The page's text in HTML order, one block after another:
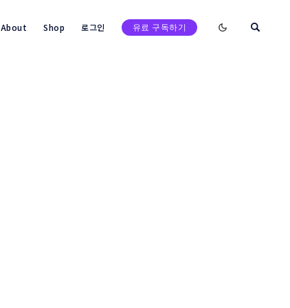
About Shop 로그인 유료 구독하기 Enable dark mode